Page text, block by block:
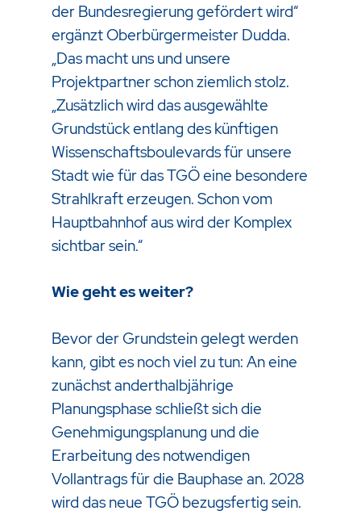
der Bundesregierung gefördert wird“
ergänzt Oberbürgermeister Dudda.
„Das macht uns und unsere
Projektpartner schon ziemlich stolz.
„Zusätzlich wird das ausgewählte
Grundstück entlang des künftigen
Wissenschaftsboulevards für unsere
Stadt wie für das TGÖ eine besondere
Strahlkraft erzeugen. Schon vom
Hauptbahnhof aus wird der Komplex
sichtbar sein.“
Wie geht es weiter?
Bevor der Grundstein gelegt werden
kann, gibt es noch viel zu tun: An eine
zunächst anderthalbjährige
Planungsphase schließt sich die
Genehmigungsplanung und die
Erarbeitung des notwendigen
Vollantrags für die Bauphase an. 2028
wird das neue TGÖ bezugsfertig sein.